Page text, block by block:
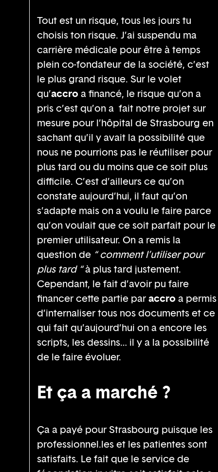
Tout est un risque, tous les jours tu
choisis ton risque. J’ai suspendu ma
carrière médicale pour être à temps
plein co-fondateur de la société, c’est
le plus grand risque. Sur le volet
qu’accroa financé, le risque qu’on a
pris c’est qu’on a fait notre projet sur
mesure pour l’hôpital de Strasbourg en
sachant qu’il y avait la possibilité que
nous ne pourrions pas le réutiliser pour
plus tard ou du moins que ce soit plus
difficile. C’est d’ailleurs ce qu’on
constate aujourd’hui, il faut qu’on
s’adapte mais on a voulu le faire parce
qu’on voulait que ce soit parfait pour le
premier utilisateur. On a remis la
question de “ comment l’utiliser pour
plus tard “à plus tard justement.
Cependant, le fait d’avoir pu faire
financer cette partie paraccroa permis
d’internaliser tous nos documents et ce
qui fait qu’aujourd’hui on a encore les
scripts, les dessins… il y a la possibilité
de le faire évoluer.
Et ça a marché ?
Ça a payé pour Strasbourg puisque les
professionnel.les et les patientes sont
satisfaits. Le fait que le service de